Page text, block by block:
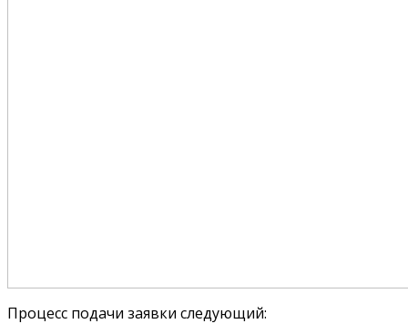
Процесс подачи заявки следующий: